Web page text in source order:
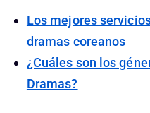
Los mejores
dramas coreanos
¿Cuáles son los
Dramas?